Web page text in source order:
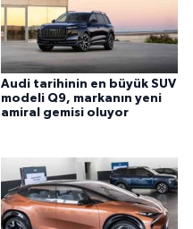
Audi tarihinin en büyük SUV
modeli Q9, markanın yeni
amiral gemisi oluyor